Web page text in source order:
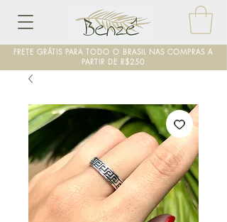
FRETE GRÁTIS PARA TODO O BRASIL NAS COMPRAS A
PARTIR DE R$250